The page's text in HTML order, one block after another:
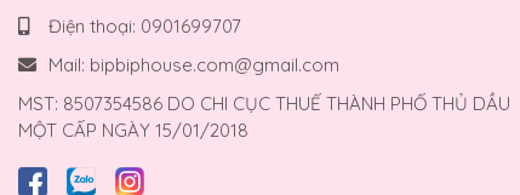
Điện thoại: 0901699707
Mail: bipbiphouse.com@gmail.com
MST: 8507354586 DO CHI CỤC THUẾ THÀNH PHỐ THỦ DẦU
MỘT CẤP NGÀY 15/01/2018